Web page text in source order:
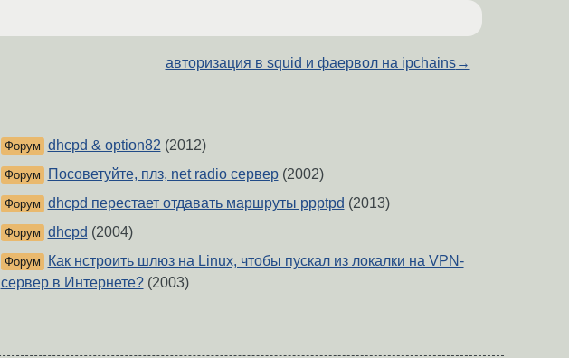
авторизация в squid и фаервол на ipchains→
Форум dhcpd & option82 (2012)
Форум Посоветуйте, плз, net radio сервер(2002)
Форум dhcpd перестает отдавать маршруты ppptpd (2013)
Форум dhcpd (2004)
Форум
Как нстроить шлюз на Linux, чтобы пускал из локалки на VPN-
сервер в Интернете?(2003)